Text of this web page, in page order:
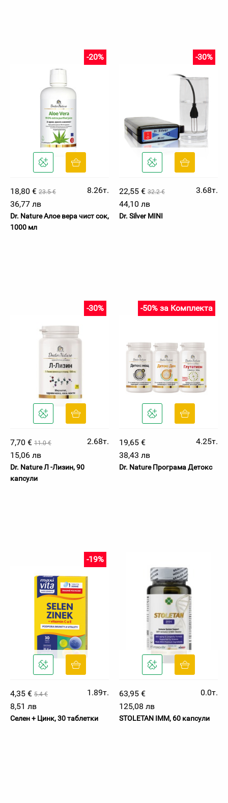
18,80 € 23.5 €
-20%
8.26т.
36,77 лв
Dr. Nature Алое вера чист сок,
1000 мл
22,55 € 32.2 €
-30%
3.68т.
44,10 лв
Dr. Silver MINI
7,70 € 11.0 €
-30%
2.68т.
15,06 лв
Dr. Nature Л -Лизин, 90
капсули
-50% за Комплекта
19,65 €
4.25т.
38,43 лв
Dr. Nature Програма Детокс
4,35 € 5.4 €
-19%
1.89т.
8,51 лв
Селен + Цинк, 30 таблетки
63,95 €
0.0т.
125,08 лв
STOLETAN IMM, 60 капсули